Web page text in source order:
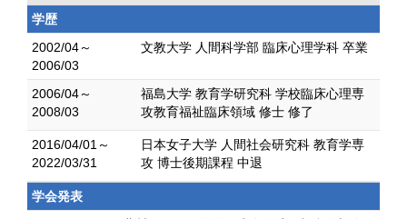
学歴
2002/04～
2006/03
文教大学 人間科学部 臨床心理学科 卒業
2006/04～
2008/03
福島大学 教育学研究科 学校臨床心理専
攻教育福祉臨床領域 修士 修了
2016/04/01～
2022/03/31
日本女子大学 人間社会研究科 教育学専
攻 博士後期課程 中退
学会発表